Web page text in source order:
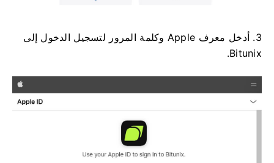
3. أدخل معرف Apple وكلمة المرور لتسجيل الدخول إلى
Bitunix.